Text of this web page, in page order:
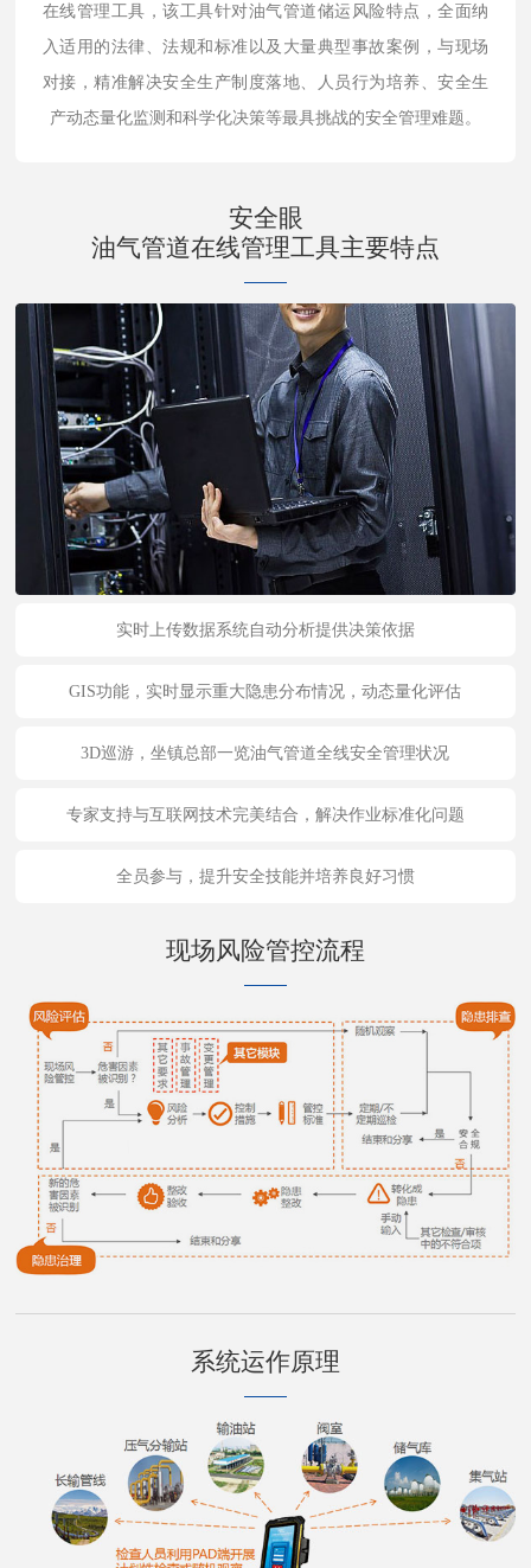
在线管理工具，该工具针对油气管道储运风险特点，全面纳
入适用的法律、法规和标准以及大量典型事故案例，与现场
对接，精准解决安全生产制度落地、人员行为培养、安全生
产动态量化监测和科学化决策等最具挑战的安全管理难题。
安全眼
油气管道在线管理工具主要特点
实时上传数据系统自动分析提供决策依据
GIS功能，实时显示重大隐患分布情况，动态量化评估
3D巡游，坐镇总部一览油气管道全线安全管理状况
专家支持与互联网技术完美结合，解决作业标准化问题
全员参与，提升安全技能并培养良好习惯
现场风险管控流程
系统运作原理